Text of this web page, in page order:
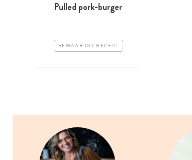
Pulled pork-burger
BEWAAR DIT RECEPT